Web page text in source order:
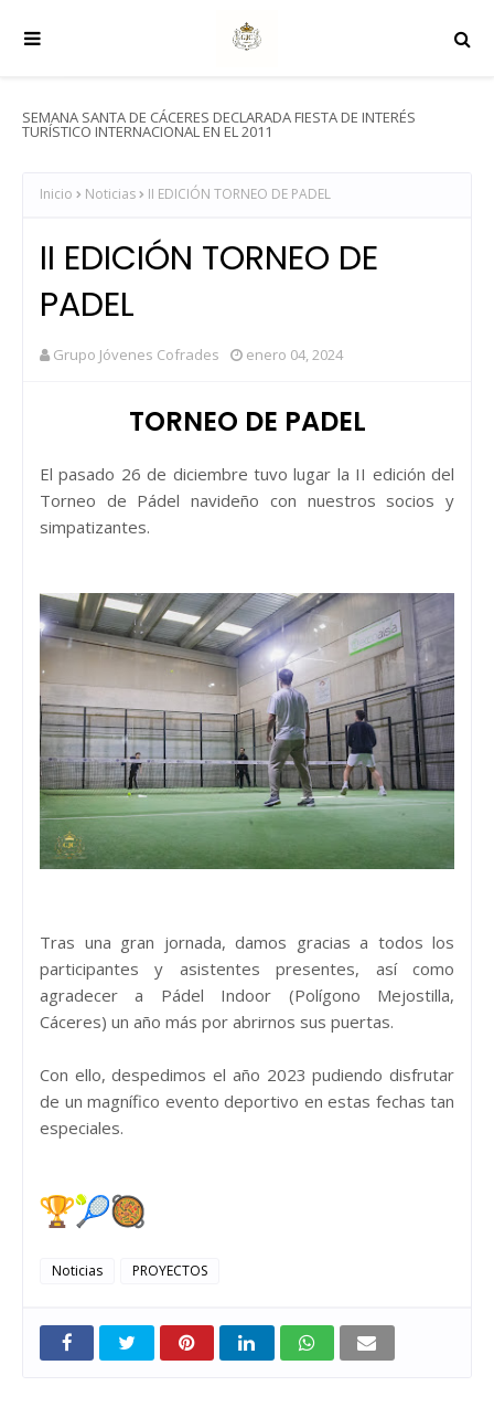
SEMANA SANTA DE CÁCERES DECLARADA FIESTA DE INTERÉS
TURÍSTICO INTERNACIONAL EN EL 2011
Inicio Noticias II EDICIÓN TORNEO DE PADEL
II EDICIÓN TORNEO DE
PADEL
Grupo Jóvenes Cofrades enero 04, 2024
TORNEO DE PADEL
El pasado 26 de diciembre tuvo lugar la II edición del
Torneo de Pádel navideño con nuestros socios y
simpatizantes.
Tras una gran jornada, damos gracias a todos los
participantes y asistentes presentes, así como
agradecer a Pádel Indoor (Polígono Mejostilla,
Cáceres) un año más por abrirnos sus puertas.
Con ello, despedimos el año 2023 pudiendo disfrutar
de un magnífico evento deportivo en estas fechas tan
especiales.
Noticias PROYECTOS